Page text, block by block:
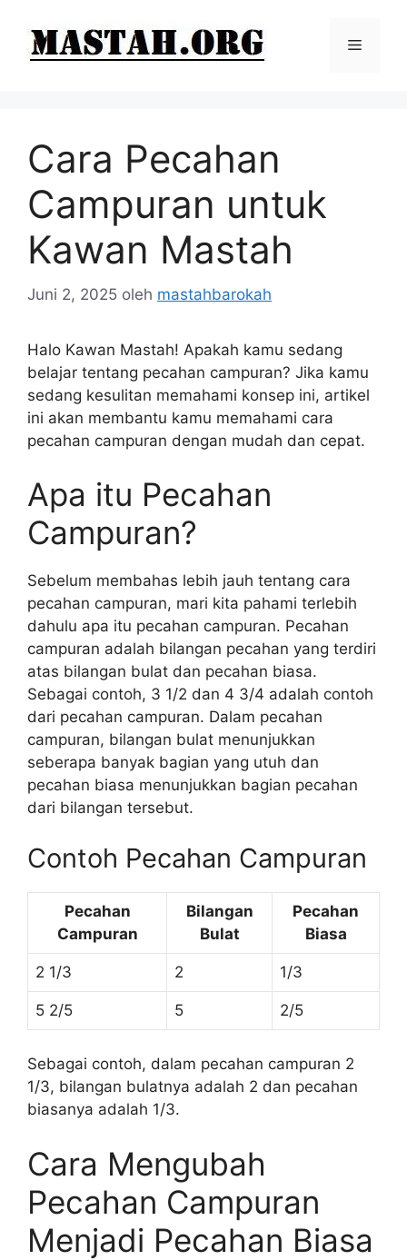
Menu
Cara Pecahan
Campuran untuk
Kawan Mastah
Juni 2, 2025 oleh mastahbarokah
Halo Kawan Mastah! Apakah kamu sedang
belajar tentang pecahan campuran? Jika kamu
sedang kesulitan memahami konsep ini, artikel
ini akan membantu kamu memahami cara
pecahan campuran dengan mudah dan cepat.
Apa itu Pecahan
Campuran?
Sebelum membahas lebih jauh tentang cara
pecahan campuran, mari kita pahami terlebih
dahulu apa itu pecahan campuran. Pecahan
campuran adalah bilangan pecahan yang terdiri
atas bilangan bulat dan pecahan biasa.
Sebagai contoh, 3 1/2 dan 4 3/4 adalah contoh
dari pecahan campuran. Dalam pecahan
campuran, bilangan bulat menunjukkan
seberapa banyak bagian yang utuh dan
pecahan biasa menunjukkan bagian pecahan
dari bilangan tersebut.
Contoh Pecahan Campuran
Pecahan
Campuran
Bilangan
Bulat
Pecahan
Biasa
2 1/3 2 1/3
5 2/5 5 2/5
Sebagai contoh, dalam pecahan campuran 2
1/3, bilangan bulatnya adalah 2 dan pecahan
biasanya adalah 1/3.
Cara Mengubah
Pecahan Campuran
Menjadi Pecahan Biasa